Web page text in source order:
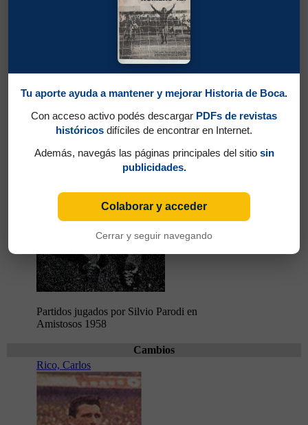
Partidos jugados por Juan José Rodríguez en
Parodi, Silvio
Partidos jugados por Silvio Parodi en
Amistosos 1958
Cambios
Rico, Carlos
Tu aporte ayuda a mantener y mejorar Historia de Boca.
Con acceso activo podés descargar PDFs de revistas
históricos difíciles de encontrar en Internet.
Además, navegás las páginas principales del sitio sin
publicidades.
Colaborar y acceder
Cerrar y seguir navegando